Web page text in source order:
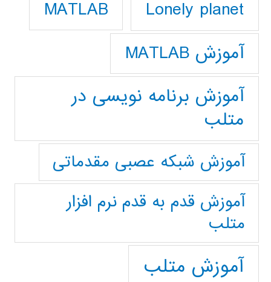
Lonely planet
MATLAB
آموزش MATLAB
آموزش برنامه نویسی در
متلب
آموزش شبکه عصبی مقدماتی
آموزش قدم به قدم نرم افزار
متلب
آموزش متلب